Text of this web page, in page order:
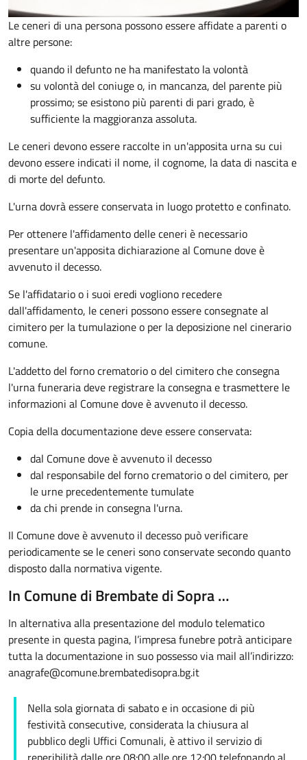
Le ceneri di una persona possono essere affidate a parenti o
altre persone:
quando il defunto ne ha manifestato la volontà
su volontà del coniuge o, in mancanza, del parente più
prossimo; se esistono più parenti di pari grado, è
sufficiente la maggioranza assoluta.
Le ceneri devono essere raccolte in un'apposita urna su cui
devono essere indicati il nome, il cognome, la data di nascita e
di morte del defunto.
L'urna dovrà essere conservata in luogo protetto e confinato.
Per ottenere l'affidamento delle ceneri è necessario
presentare un'apposita dichiarazione al Comune dove è
avvenuto il decesso.
Se l'affidatario o i suoi eredi vogliono recedere
dall'affidamento, le ceneri possono essere consegnate al
cimitero per la tumulazione o per la deposizione nel cinerario
comune.
L'addetto del forno crematorio o del cimitero che consegna
l'urna funeraria deve registrare la consegna e trasmettere le
informazioni al Comune dove è avvenuto il decesso.
Copia della documentazione deve essere conservata:
dal Comune dove è avvenuto il decesso
dal responsabile del forno crematorio o del cimitero, per
le urne precedentemente tumulate
da chi prende in consegna l'urna.
Il Comune dove è avvenuto il decesso può verificare
periodicamente se le ceneri sono conservate secondo quanto
disposto dalla normativa vigente.
In Comune di Brembate di Sopra …
In alternativa alla presentazione del modulo telematico
presente in questa pagina, l’impresa funebre potrà anticipare
tutta la documentazione in suo possesso via mail all’indirizzo:
anagrafe@comune.brembatedisopra.bg.it
Nella sola giornata di sabato e in occasione di più
festività consecutive, considerata la chiusura al
pubblico degli Uffici Comunali, è attivo il servizio di